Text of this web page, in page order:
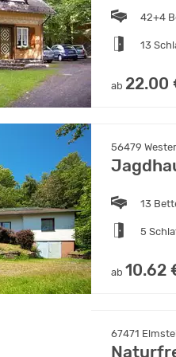
42+4
13
ab 22.00
56479
13
5
ab 10.62
67471